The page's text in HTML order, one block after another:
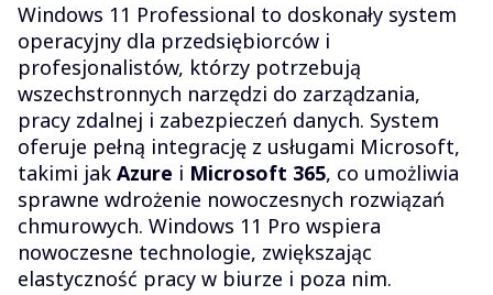
Windows 11 Professional to doskonały system
operacyjny dla przedsiębiorców i
profesjonalistów, którzy potrzebują
wszechstronnych narzędzi do zarządzania,
pracy zdalnej i zabezpieczeń danych. System
oferuje pełną integrację z usługami Microsoft,
takimi jak Azure i Microsoft 365, co umożliwia
sprawne wdrożenie nowoczesnych rozwiązań
chmurowych. Windows 11 Pro wspiera
nowoczesne technologie, zwiększając
elastyczność pracy w biurze i poza nim.